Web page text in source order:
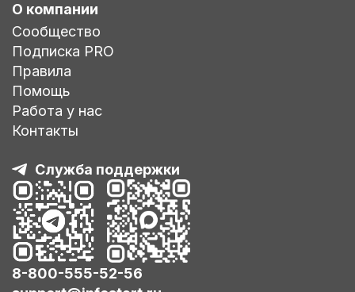
О компании
Сообщество
Подписка PRO
Правила
Помощь
Работа у нас
Контакты
Служба поддержки
8-800-555-52-56